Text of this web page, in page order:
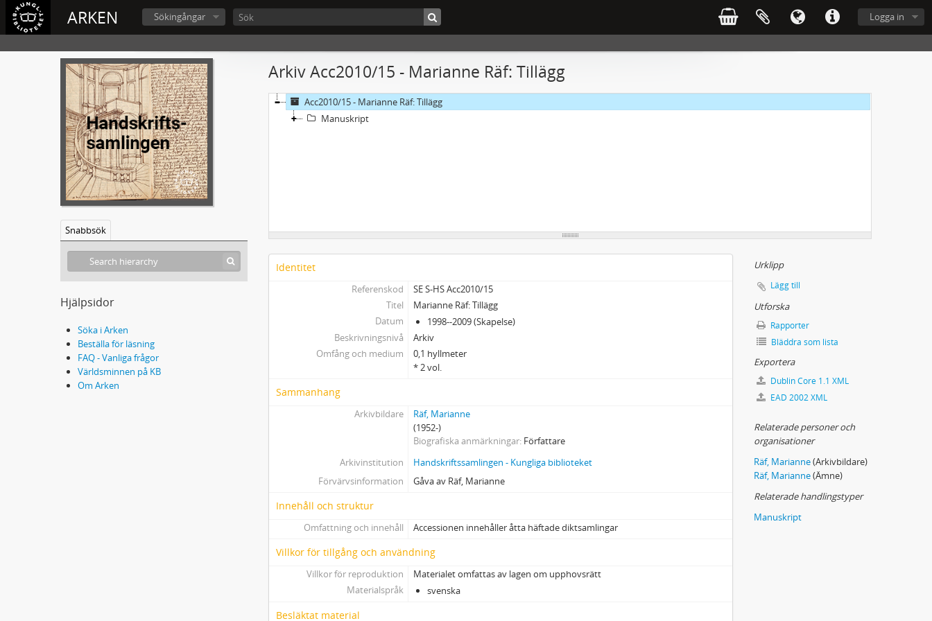
ARKEN Logga in
Sökingångar
Snabbsök
Hjälpsidor
Söka i Arken
Beställa för läsning
FAQ - Vanliga frågor
Världsminnen på KB
Om Arken
Arkiv Acc2010/15 - Marianne Räf: Tillägg
Acc2010/15 - Marianne Räf: Tillägg
Manuskript
Identitet
Referenskod
SE S-HS Acc2010/15
Titel
Marianne Räf: Tillägg
Datum
1998--2009 (Skapelse)
Beskrivningsnivå
Arkiv
Omfång och medium
0,1 hyllmeter
* 2 vol.
Sammanhang
Arkivbildare
Räf, Marianne
(1952-)
Biografiska anmärkningar Författare
Arkivinstitution
Handskriftssamlingen - Kungliga biblioteket
Förvärvsinformation
Gåva av Räf, Marianne
Innehåll och struktur
Omfattning och innehåll Accessionen innehåller åtta häftade diktsamlingar
Villkor för tillgång och användning
Villkor för reproduktion
Materialet omfattas av lagen om upphovsrätt
Materialspråk
svenska
Besläktat material
Urklipp
Lägg till
Utforska
Rapporter
Bläddra som lista
Exportera
Dublin Core 1.1 XML
EAD 2002 XML
Relaterade personer och
organisationer
Räf, Marianne(Arkivbildare)
Räf, Marianne(Ämne)
Relaterade handlingstyper
Manuskript